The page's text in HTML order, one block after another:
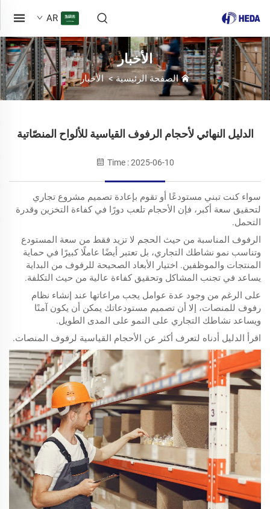
AR
الأخبار
الصفحة الرئيسية>الأخبار
الدليل النهائي لأحجام الرفوف القياسية للألواح المنصّاتية
Time : 2025-06-10
سواء كنت تبني مستودعًا أو تقوم بإعادة تصميم مشروع تجاري
لتحقيق سعة أكبر، فإن الأحجام تلعب دورًا في كفاءة التخزين وقدرة
التحمل.
الرفوف المناسبة من حيث الحجم لا تزيد فقط من سعة المستودع
وتناسب نمو نشاطك التجاري، بل تعتبر أيضًا عاملًا كبيرًا في حماية
المنتجات والموظفين. اختيار الأبعاد الصحيحة للرفوف من البداية
يساعد في تجنب المشاكل وتحقيق كفاءة عالية من حيث التكلفة.
على الرغم من وجود عدة عوامل يجب مراعاتها عند إنشاء نظام
رفوف للمنصات، إلا أن تصميم مستودعاتك يمكن أن يكون آمنًا
ويساعد نشاطك التجاري على النمو على المدى الطويل.
اقرأ الدليل أدناه لتعرف أكثر عن الأحجام القياسية لرفوف المنصات.